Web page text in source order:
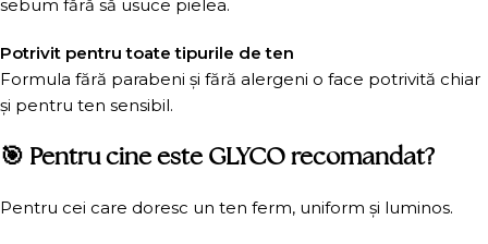
sebum fără să usuce pielea.
Potrivit pentru toate tipurile de ten
Formula fără parabeni și fără alergeni o face potrivită chiar
și pentru ten sensibil.
🎯 Pentru cine este GLYCO recomandat?
Pentru cei care doresc un ten ferm, uniform și luminos.